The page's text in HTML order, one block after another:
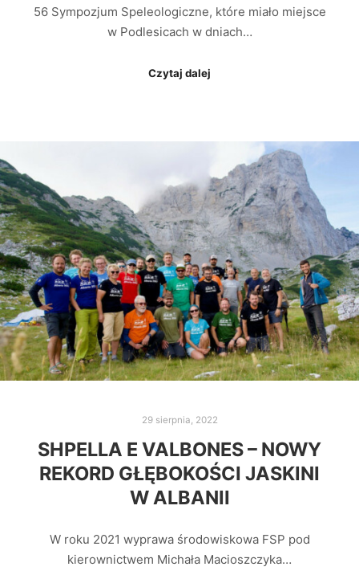
56 Sympozjum Speleologiczne, które miało miejsce
w Podlesicach w dniach…
Czytaj dalej
29 sierpnia, 2022
SHPELLA E VALBONES – NOWY
REKORD GŁĘBOKOŚCI JASKINI
W ALBANII
W roku 2021 wyprawa środowiskowa FSP pod
kierownictwem Michała Macioszczyka…